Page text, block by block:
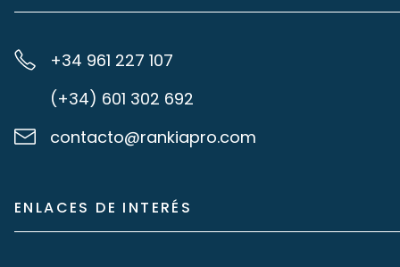
+34 961 227 107
(+34) 601 302 692
contacto@rankiapro.com
ENLACES DE INTERÉS